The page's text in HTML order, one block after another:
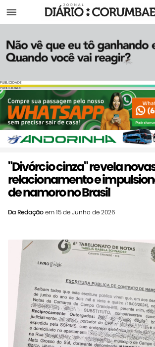
Menu
PUBLICIDADE
PUBLICIDADE
"Divórcio cinza" revela
relacionamento e
de namoro no Brasil
Da Redaçãoem 15 de Junho de 2026